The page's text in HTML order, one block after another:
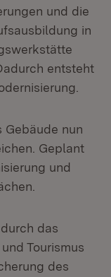
und die
in
entsteht
nun
Geplant
und
das
Tourismus
des